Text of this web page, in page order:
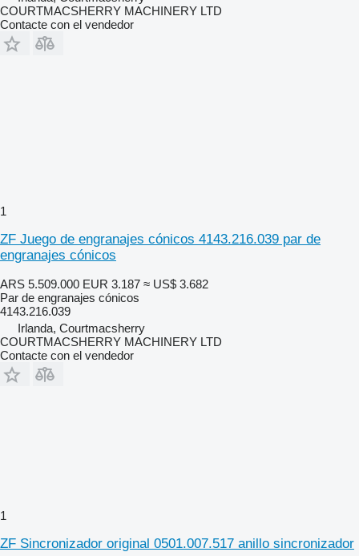
COURTMACSHERRY MACHINERY LTD
Contacte con el vendedor
1
ZF Juego de engranajes cónicos 4143.216.039 par de
engranajes cónicos
ARS 5.509.000 EUR 3.187 ≈ US$ 3.682
Par de engranajes cónicos
4143.216.039
Irlanda, Courtmacsherry
COURTMACSHERRY MACHINERY LTD
Contacte con el vendedor
1
ZF Sincronizador original 0501.007.517 anillo sincronizador